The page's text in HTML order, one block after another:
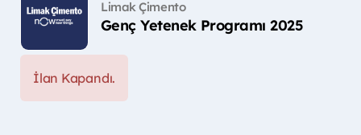
Limak Çimento
Genç Yetenek Programı 2025
İlan Kapandı.